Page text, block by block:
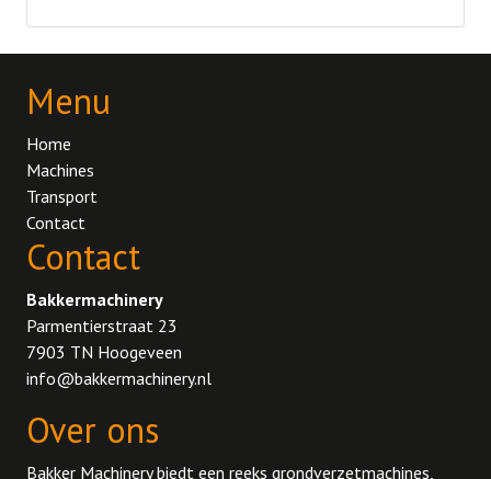
Menu
Home
Machines
Transport
Contact
Contact
Bakkermachinery
Parmentierstraat 23
7903 TN Hoogeveen
info@bakkermachinery.nl
Over ons
Bakker Machinery biedt een reeks grondverzetmachines,